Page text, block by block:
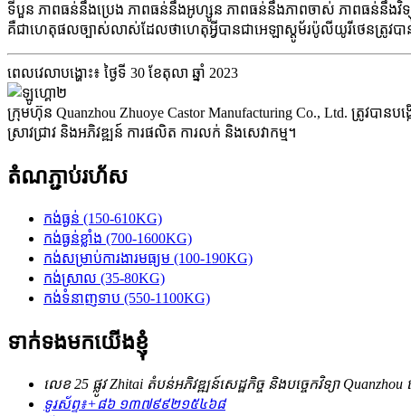
ទីបួន ភាពធន់នឹងប្រេង ភាពធន់នឹងអូហ្សូន ភាពធន់នឹងភាពចាស់ ភាពធន់នឹងវិទ្យុ
គឺជាហេតុផលច្បាស់លាស់ដែលថាហេតុអ្វីបានជាអេឡាស្តូម័រប៉ូលីយូរីថេនត្រូវ
ពេលវេលាបង្ហោះ៖ ថ្ងៃទី 30 ខែតុលា ឆ្នាំ 2023
ក្រុមហ៊ុន Quanzhou Zhuoye Castor Manufacturing Co., Ltd. ត្រូវប
ស្រាវជ្រាវ និងអភិវឌ្ឍន៍ ការផលិត ការលក់ និងសេវាកម្ម។
តំណភ្ជាប់រហ័ស
កង់ធ្ងន់ (150-610KG)
កង់ធ្ងន់ខ្លាំង (700-1600KG)
កង់​សម្រាប់​ការងារ​មធ្យម (100-190KG)
កង់ស្រាល (35-80KG)
កង់​ទំនាញ​ទាប (550-1100KG)
ទាក់ទងមកយើងខ្ញុំ
លេខ 25 ផ្លូវ Zhitai តំបន់អភិវឌ្ឍន៍សេដ្ឋកិច្ច និងបច្ចេកវិទ្យា
ទូរស័ព្ទ៖+៨៦ ១៣៧៩៩២១៥៤៦៨